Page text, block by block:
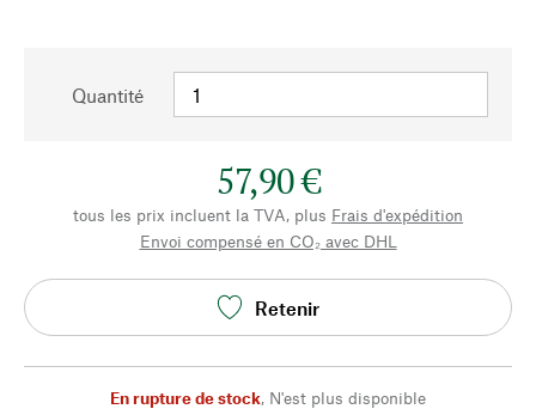
Quantité
57,90 €
tous les prix incluent la TVA, plus Frais d'expédition
Envoi compensé en CO₂ avec DHL
Retenir
En rupture de stock, N'est plus disponible